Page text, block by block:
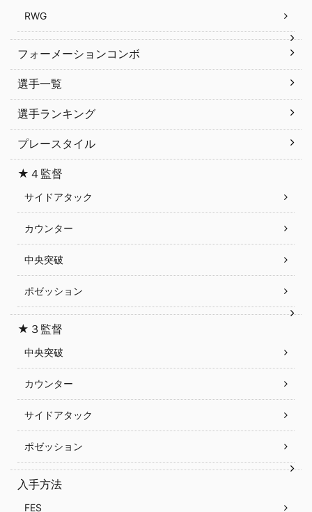
RWG
フォーメーションコンボ
選手一覧
選手ランキング
プレースタイル
★４監督
サイドアタック
カウンター
中央突破
ポゼッション
★３監督
中央突破
カウンター
サイドアタック
ポゼッション
入手方法
FES